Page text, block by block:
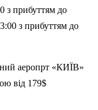
з прибуттям до
з прибуттям до
аеропрт «КИЇВ»
від 179$